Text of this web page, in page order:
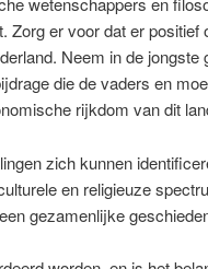
Zorg er voor dat er
Neem in de jongste
die de vaders en
rijkdom van dit
zich kunnen
en religieuze
gezamenlijke